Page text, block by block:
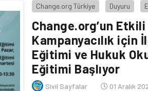
Change.org Türkiye Duyuru
Change.org’un Etkili
Kampanyacılık için
Eğitimi ve Hukuk
Eğitimi Başlıyor
Sivil Sayfalar 01 Aralık